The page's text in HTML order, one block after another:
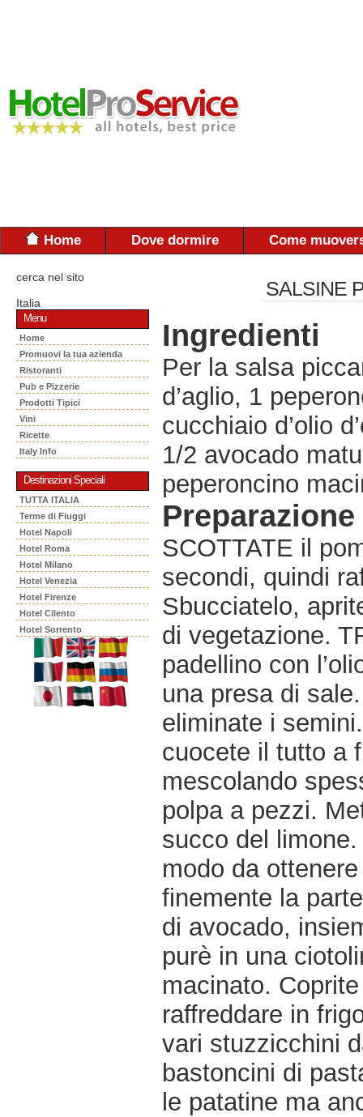
Home Dove dormire Come
cerca nel sito
Italia
Menu
Home
Promuovi la tua azienda
Ristoranti
Pub e Pizzerie
Prodotti Tipici
Vini
Ricette
Italy Info
Destinazioni Speciali
TUTTA ITALIA
Terme di Fiuggi
Hotel Napoli
Hotel Roma
Hotel Milano
Hotel Venezia
Hotel Firenze
Hotel Cilento
Hotel Sorrento
SALSINE
Ingredienti
Per la salsa
d’aglio, 1
cucchiaio d’olio
1/2 avocado
peperoncino
Preparazione
SCOTTATE il
secondi, quindi
Sbucciatelo,
di vegetazione.
padellino con
una presa di
eliminate i
cuocete il tutto a
mescolando
polpa a pezzi.
succo del
modo da
finemente la
di avocado,
purè in una
macinato.
raffreddare in
vari stuzzicchini
bastoncini di
le patatine ma